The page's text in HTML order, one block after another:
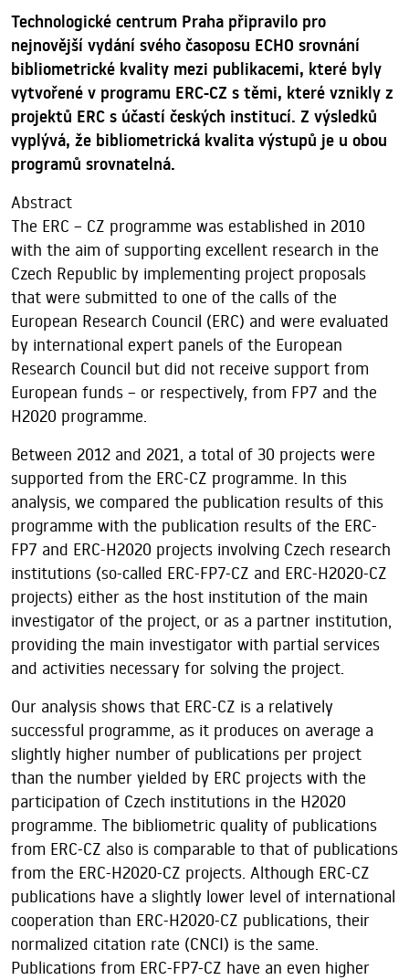
Technologické centrum Praha připravilo pro
nejnovější vydání svého časoposu ECHO srovnání
bibliometrické kvality mezi publikacemi, které byly
vytvořené v programu ERC-CZ s těmi, které vznikly z
projektů ERC s účastí českých institucí. Z výsledků
vyplývá, že bibliometrická kvalita výstupů je u obou
programů srovnatelná.
Abstract
The ERC – CZ programme was established in 2010
with the aim of supporting excellent research in the
Czech Republic by implementing project proposals
that were submitted to one of the calls of the
European Research Council (ERC) and were evaluated
by international expert panels of the European
Research Council but did not receive support from
European funds – or respectively, from FP7 and the
H2020 programme.
Between 2012 and 2021, a total of 30 projects were
supported from the ERC-CZ programme. In this
analysis, we compared the publication results of this
programme with the publication results of the ERC-
FP7 and ERC-H2020 projects involving Czech research
institutions (so-called ERC-FP7-CZ and ERC-H2020-CZ
projects) either as the host institution of the main
investigator of the project, or as a partner institution,
providing the main investigator with partial services
and activities necessary for solving the project.
Our analysis shows that ERC-CZ is a relatively
successful programme, as it produces on average a
slightly higher number of publications per project
than the number yielded by ERC projects with the
participation of Czech institutions in the H2020
programme. The bibliometric quality of publications
from ERC-CZ also is comparable to that of publications
from the ERC-H2020-CZ projects. Although ERC-CZ
publications have a slightly lower level of international
cooperation than ERC-H2020-CZ publications, their
normalized citation rate (CNCI) is the same.
Publications from ERC-FP7-CZ have an even higher